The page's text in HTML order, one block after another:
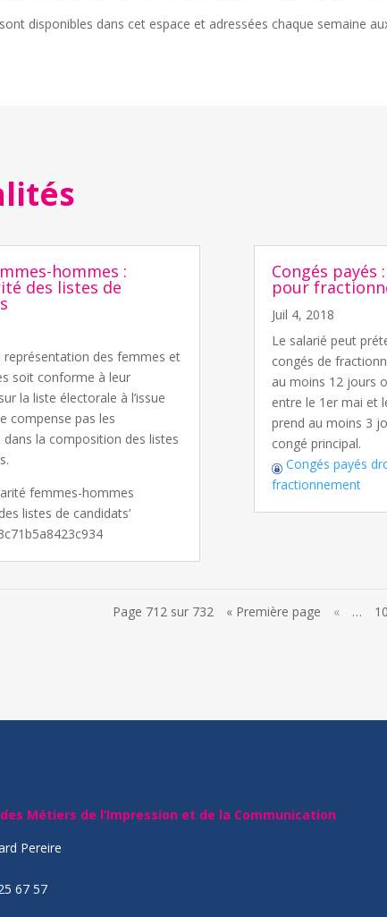
disponibles dans cet espace et adressées chaque semaine
hommes :
des listes de
représentation des femmes et
soit conforme à leur
la liste électorale à l’issue
compense pas les
dans la composition des listes
femmes-hommes
listes de candidats’
Congés
pour
Juil 4, 2018
Le salarié peut
congés de
au moins 12 jours
entre le 1er mai et
prend au moins 3
congé principal.
Congés payés
fractionnement
Page 712 sur 732 « Première page « … 10
Métiers de l’Impression et de la Communication
Pereire
67 57